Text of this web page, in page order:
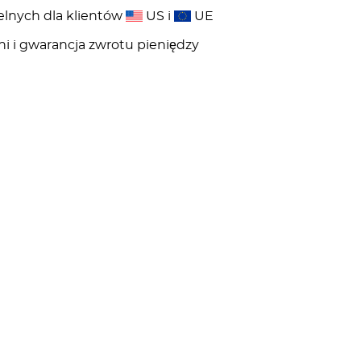
dla klientów US i UE
i gwarancja zwrotu pieniędzy